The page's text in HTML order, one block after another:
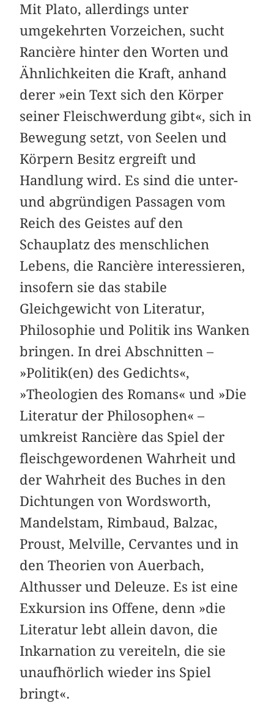
Mit Plato, allerdings unter
umgekehrten Vorzeichen, sucht
Rancière hinter den Worten und
Ähnlichkeiten die Kraft, anhand
derer »ein Text sich den Körper
seiner Fleischwerdung gibt«, sich in
Bewegung setzt, von Seelen und
Körpern Besitz ergreift und
Handlung wird. Es sind die unter-
und abgründigen Passagen vom
Reich des Geistes auf den
Schauplatz des menschlichen
Lebens, die Rancière interessieren,
insofern sie das stabile
Gleichgewicht von Literatur,
Philosophie und Politik ins Wanken
bringen. In drei Abschnitten –
»Politik(en) des Gedichts«,
»Theologien des Romans« und »Die
Literatur der Philosophen« –
umkreist Rancière das Spiel der
fleischgewordenen Wahrheit und
der Wahrheit des Buches in den
Dichtungen von Wordsworth,
Mandelstam, Rimbaud, Balzac,
Proust, Melville, Cervantes und in
den Theorien von Auerbach,
Althusser und Deleuze. Es ist eine
Exkursion ins Offene, denn »die
Literatur lebt allein davon, die
Inkarnation zu vereiteln, die sie
unaufhörlich wieder ins Spiel
bringt«.